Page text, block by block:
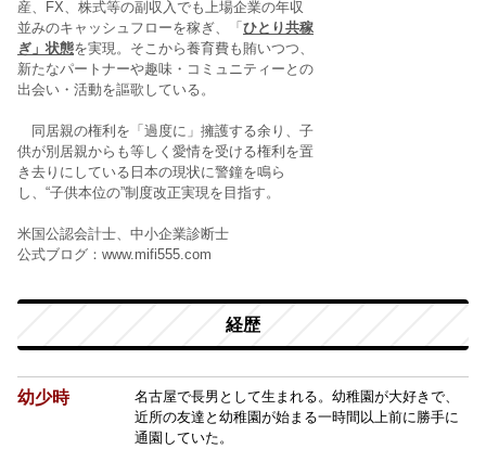
産、FX、株式等の副収入でも上場企業の年収
並みのキャッシュフローを稼ぎ、「ひとり共稼
ぎ」状態を実現。そこから養育費も賄いつつ、
新たなパートナーや趣味・コミュニティーとの
出会い・活動を謳歌している。
同居親の権利を「過度に」擁護する余り、子
供が別居親からも等しく愛情を受ける権利を置
き去りにしている日本の現状に警鐘を鳴ら
し、“子供本位の”制度改正実現を目指す。
米国公認会計士、中小企業診断士
公式ブログ：www.mifi555.com
経歴
幼少時
名古屋で長男として生まれる。幼稚園が大好きで、
近所の友達と幼稚園が始まる一時間以上前に勝手に
通園していた。